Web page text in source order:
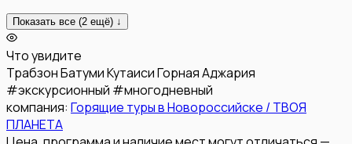
Показать все (2 ещё) ↓
Что увидите
ТрабзонБатумиКутаисиГорная Аджария
#экскурсионный #многодневный
компания: Горящие туры в Новороссийске / ТВОЯ
ПЛАНЕТА